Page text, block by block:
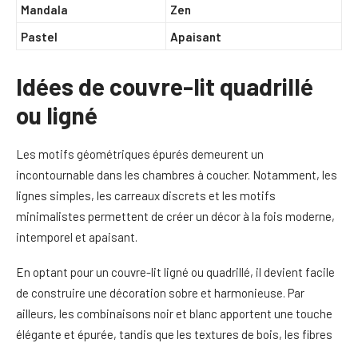
Mandala
Zen
Pastel
Apaisant
Idées de couvre-lit quadrillé
ou ligné
Les motifs géométriques épurés demeurent un
incontournable dans les chambres à coucher. Notamment, les
lignes simples, les carreaux discrets et les motifs
minimalistes permettent de créer un décor à la fois moderne,
intemporel et apaisant.
En optant pour un couvre-lit ligné ou quadrillé, il devient facile
de construire une décoration sobre et harmonieuse. Par
ailleurs, les combinaisons noir et blanc apportent une touche
élégante et épurée, tandis que les textures de bois, les fibres